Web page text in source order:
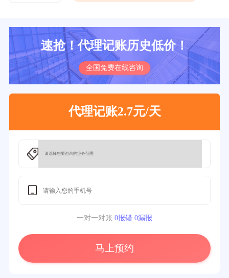
速抢！代理记账历史低价！
全国免费在线咨询
代理记账2.7元/天
一对一对账 0报错 0漏报
马上预约